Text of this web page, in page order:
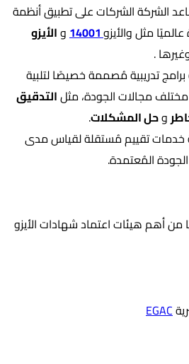
الشركة الشركات على تطبيق أنظمة
مثل والأيزو14001والأيزو
تدريبية مُصممة خصيصًا لتلبية
مجالات الجودة، مثلالتدقيق
وحل المشكلات.
خدمات تقييم مُستقلة لقياس مدى
الجودة المُعتمدة.
من أهم هيئات اعتماد شهادات الأيزو
EGAC